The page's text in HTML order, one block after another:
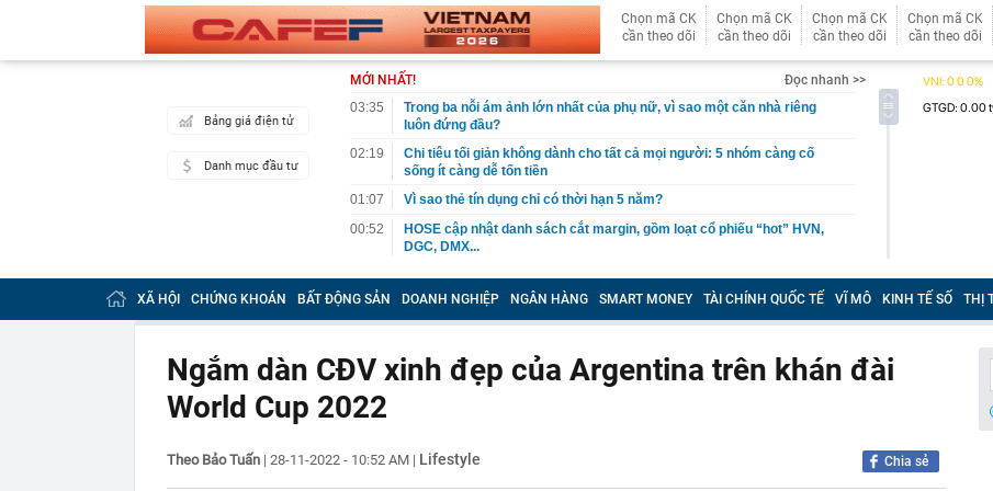
Chọn mã CK
cần theo dõi
Chọn mã CK
cần theo dõi
Chọn mã CK
cần theo dõi
Chọn mã CK
cần theo dõi
Bảng giá điện tử
Danh mục đầu tư
MỚI NHẤT!
Đọc nhanh >>
03:35
Trong ba nỗi ám ảnh lớn nhất của phụ nữ, vì sao một căn nhà riêng
luôn đứng đầu?
02:19
Chi tiêu tối giản không dành cho tất cả mọi người: 5 nhóm càng cố
sống ít càng dễ tốn tiền
01:07
Vì sao thẻ tín dụng chỉ có thời hạn 5 năm?
00:52
HOSE cập nhật danh sách cắt margin, gồm loạt cổ phiếu “hot” HVN,
DGC, DMX...
00:12
Tiền lớn bất ngờ trở lại, khối ngoại tung 2.200 tỷ đồng mua ròng cổ
phiếu Việt Nam chỉ trong 5 phiên
00:05
Một doanh nghiệp thép với 2.700 lao động đang nợ Trung Quốc gần 1,3
00:04
Một yếu tố quan trọng đang trở lại trên thị trường chứng khoán
23:40
còn 400 tỷ
XÃ HỘI CHỨNG KHOÁN BẤT ĐỘNG SẢN DOANH NGHIỆP NGÂN HÀNG SMART MONEY TÀI CHÍNH QUỐC TẾ VĨ MÔ KINH TẾ SỐ THỊ
Ngắm dàn CĐV xinh đẹp của Argentina trên khán đài
World Cup 2022
Theo Bảo Tuấn | 28-11-2022 - 10:52 AM | Lifestyle Chia sẻ